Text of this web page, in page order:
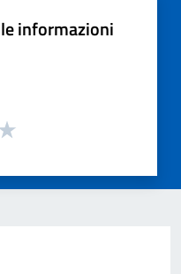
informazioni